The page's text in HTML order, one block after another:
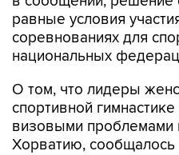
равные условия
соревнованиях для
национальных
О том, что лидеры
спортивной гимнастике
визовыми проблемами
Хорватию, сообщалось